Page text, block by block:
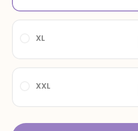
XXL
XL